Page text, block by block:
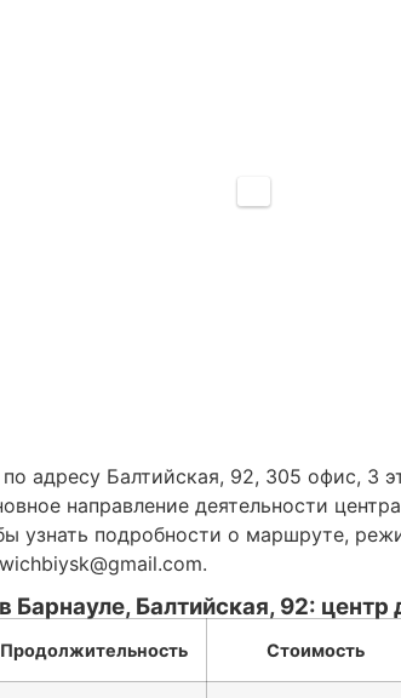
адресу Балтийская, 92, 305 офис, 3
направление деятельности
узнать подробности о маршруте,
Балтийская, 92: центр
Продолжительность Стоимость